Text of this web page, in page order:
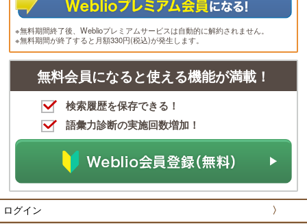
※無料期間終了後、Weblioプレミアムサービスは自動的に解約されません。
※無料期間が終了すると月額330円(税込)が発生します。
無料会員になると使える機能が満載！
検索履歴を保存できる！
語彙力診断の実施回数増加！
ログイン 〉